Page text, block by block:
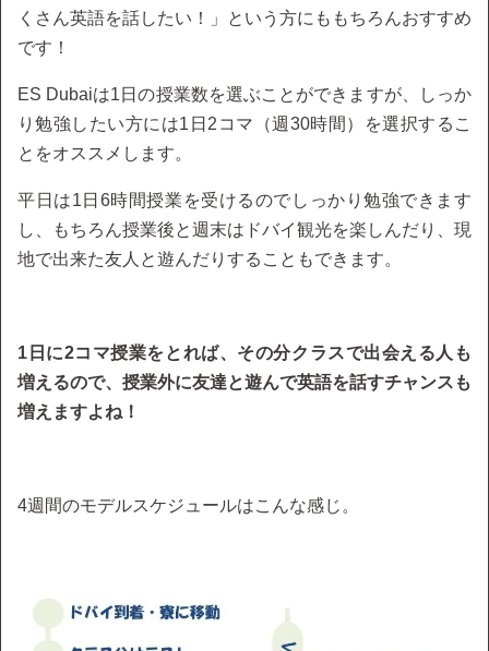
くさん英語を話したい！」という方にももちろんおすすめ
です！
ES Dubaiは1日の授業数を選ぶことができますが、しっか
り勉強したい方には1日2コマ（週30時間）を選択するこ
とをオススメします。
平日は1日6時間授業を受けるのでしっかり勉強できます
し、もちろん授業後と週末はドバイ観光を楽しんだり、現
地で出来た友人と遊んだりすることもできます。
1日に2コマ授業をとれば、その分クラスで出会える人も
増えるので、授業外に友達と遊んで英語を話すチャンスも
増えますよね！
4週間のモデルスケジュールはこんな感じ。